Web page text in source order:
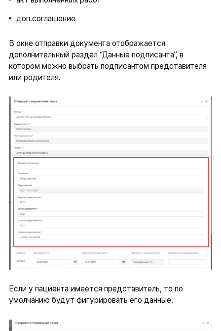
доп.соглашение
В окне отправки документа отображается
дополнительный раздел “Данные подписанта”, в
котором можно выбрать подписантом представителя
или родителя.
Если у пациента имеется представитель, то по
умолчанию будут фигурировать его данные.